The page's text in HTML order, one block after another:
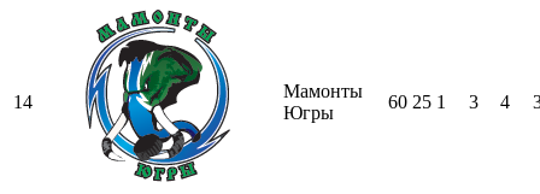
14
Мамонты
Югры
60 25 1 3 4